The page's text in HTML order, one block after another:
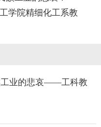
学院精细化工系教
工业的悲哀——工科教